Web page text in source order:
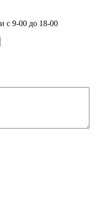
с 9-00 до 18-00